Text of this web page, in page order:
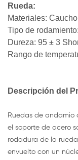
Rueda:
Materiales: Caucho
Tipo de
Dureza: 95 ± 3
Rango de
Descripción del
Ruedas de andamio
el soporte de acero
rodadura de la
envuelto con un